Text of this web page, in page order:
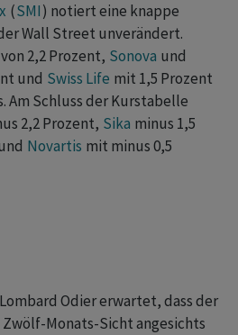
(SMI) notiert eine knappe
Wall Street unverändert.
2,2 Prozent, Sonova und
und Swiss Life mit 1,5 Prozent
Am Schluss der Kurstabelle
2,2 Prozent, Sika minus 1,5
Novartis mit minus 0,5
Odier erwartet, dass der
Monats-Sicht angesichts